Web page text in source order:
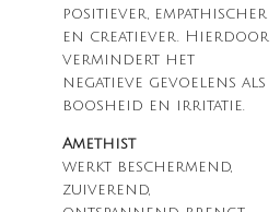
positiever, empathischer
en creatiever. Hierdoor
vermindert het
negatieve gevoelens als
boosheid en irritatie.
Amethist
werkt beschermend,
zuiverend,